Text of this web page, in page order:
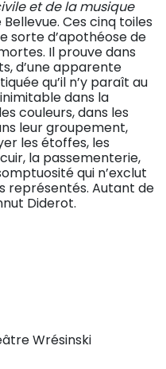
et de la musique
Ces cinq toiles
sorte d’apothéose de
Il prouve dans
d’une apparente
qu’il n’y paraît au
dans la
couleurs, dans les
leur groupement,
les étoffes, les
la passementerie,
qui n’exclut
représentés. Autant de
Diderot.
Wrésinski